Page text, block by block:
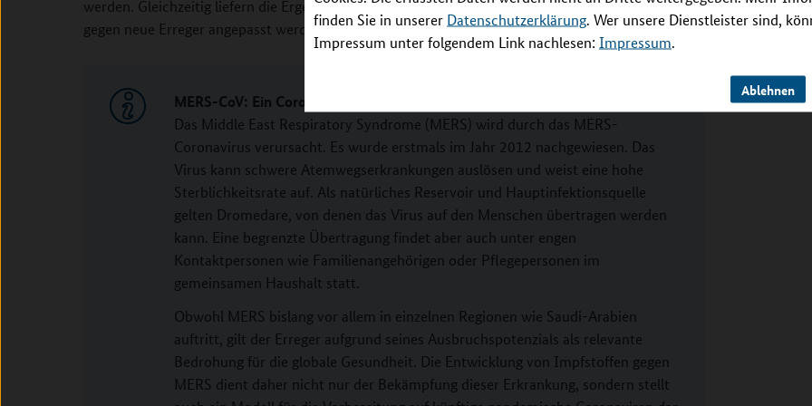
finden Sie in unserer Datenschutzerklärung. Wer unsere Dienstleister sind,
Impressum unter folgendem Link nachlesen: Impressum.
Ablehnen
werden. Gleichzeitig liefern die Ergebnisse wichtige Impulse für Impfstoffplattformen, die auch
gegen neue Erreger angepasst werden können.
MERS-CoV: Ein Coronavirus mit pandemischem Potenzial
Das Middle East Respiratory Syndrome (MERS) wird durch das MERS-
Coronavirus verursacht. Es wurde erstmals im Jahr 2012 nachgewiesen. Das
Virus kann schwere Atemwegserkrankungen auslösen und weist eine hohe
Sterblichkeitsrate auf. Als natürliches Reservoir und Hauptinfektionsquelle
gelten Dromedare, von denen das Virus auf den Menschen übertragen werden
kann. Eine begrenzte Übertragung findet aber auch unter engen
Kontaktpersonen wie Familienangehörigen oder Pflegepersonen im
gemeinsamen Haushalt statt.
Obwohl MERS bislang vor allem in einzelnen Regionen wie Saudi-Arabien
auftritt, gilt der Erreger aufgrund seines Ausbruchspotenzials als relevante
Bedrohung für die globale Gesundheit. Die Entwicklung von Impfstoffen gegen
MERS dient daher nicht nur der Bekämpfung dieser Erkrankung, sondern stellt